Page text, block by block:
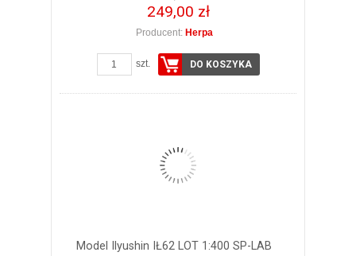
249,00 zł
Producent: Herpa
szt. DO KOSZYKA
Model Ilyushin IŁ62 LOT 1:400 SP-LAB